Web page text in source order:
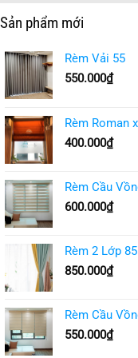
Sản phẩm mới
Rèm Vải 55
550.000₫
Rèm Roman
400.000₫
Rèm Cầu
600.000₫
Rèm 2 Lớp 85
850.000₫
Rèm Cầu
550.000₫